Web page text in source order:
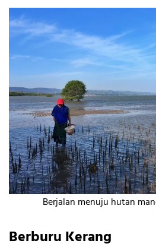
Berjalan menuju hutan
Berburu Kerang